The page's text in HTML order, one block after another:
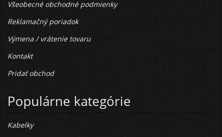
Všeobecné obchodné podmienky
Reklamačný poriadok
Výmena / vrátenie tovaru
Kontakt
Pridať obchod
Populárne kategórie
Kabelky